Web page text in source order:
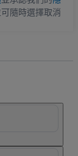
隨時選擇取消